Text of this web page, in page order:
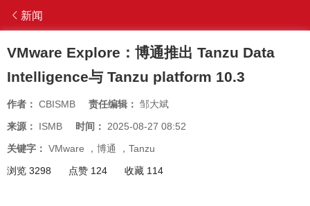
新闻
VMware Explore：博通推出 Tanzu Data
Intelligence与 Tanzu platform 10.3
作者： CBISMB 责任编辑： 邹大斌
来源： ISMB 时间： 2025-08-27 08:52
关键字： VMware ， 博通 ， Tanzu
浏览 3298
点赞 124 收藏 114